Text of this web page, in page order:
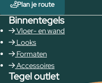
Plan je route
Binnentegels
Vloer- en wand
Looks
Formaten
Accessoires
Tegel outlet